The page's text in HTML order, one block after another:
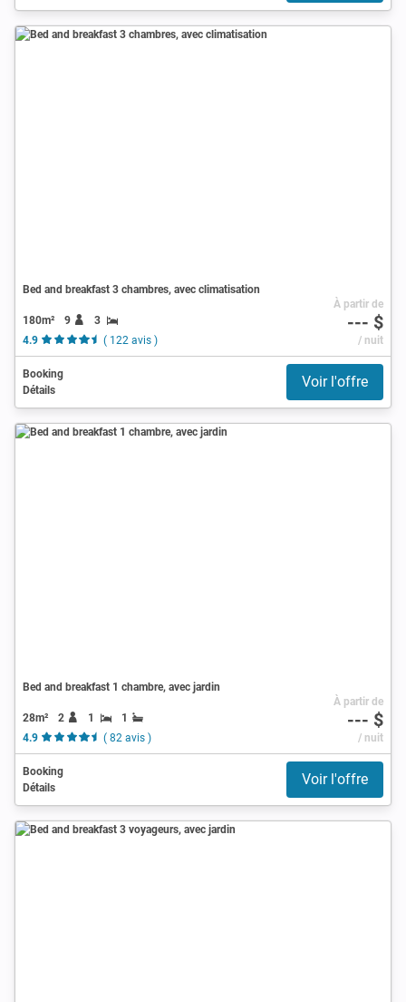
Bed and breakfast 3 chambres, avec climatisation
180m² 9
3
4.9
( 122 avis )
À partir de
--- $
/ nuit
Booking
Détails
Voir l'offre
Bed and breakfast 1 chambre, avec jardin
28m² 2 1
1
4.9
( 82 avis )
À partir de
--- $
/ nuit
Booking
Détails
Voir l'offre